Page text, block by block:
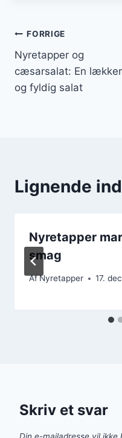
FORRIGE
Nyretapper og
cæsarsalat: En lækker
og fyldig salat
Lignende
Nyretapper
smag
AfNyretapper 17.
Skriv et svar